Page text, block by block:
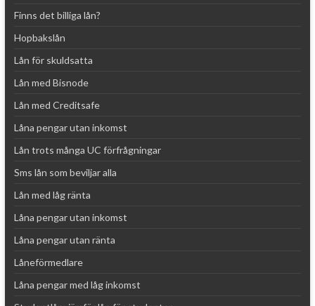
v
e
Finns det billiga lån?
Hopbakslån
Lån för skuldsatta
Lån med Bisnode
Lån med Creditsafe
Låna pengar utan inkomst
Lån trots många UC förfrågningar
Sms lån som beviljar alla
Lån med låg ränta
Låna pengar utan inkomst
Låna pengar utan ränta
Låneförmedlare
Låna pengar med låg inkomst